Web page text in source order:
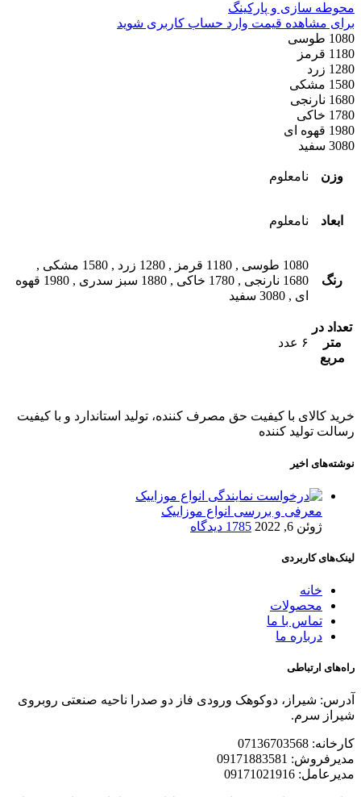
محوطه سازی و پارکینگ
برای مشاهده قیمت وارد حساب کاربری شوید
1080 طوسی
1180 قرمز
1280 زرد
1580 مشکی
1680 نارنجی
1780 خاکی
1980 قهوه ای
3080 سفید
وزن نامعلوم
ابعاد نامعلوم
رنگ
1080 طوسی , 1180 قرمز , 1280 زرد , 1580 مشکی
,
1680 نارنجی
, 1780 خاکی , 1880 سبز سدری ,
1980 قهوه
ای , 3080 سفید
تعداد در
متر
مربع
۶ عدد
خرید کالای با کیفیت حق مصرف کننده، تولید استاندارد و با کیفیت
رسالت تولید کننده
نوشته‌های اخیر
معرفی و بررسی انواع موزاییک
ژوئن 6, 2022
1785 دیدگاه
لینک‌های کاربردی
خانه
محصولات
تماس با ما
درباره ما
راه‌های ارتباطی
آدرس: شیراز، دوکوهک ورودی فاز دو صدرا ناحیه صنعتی روبروی
شیراز سرم.
کارخانه: 07136703568
مدیرفروش: 09171883581
مدیرعامل: 09171021916